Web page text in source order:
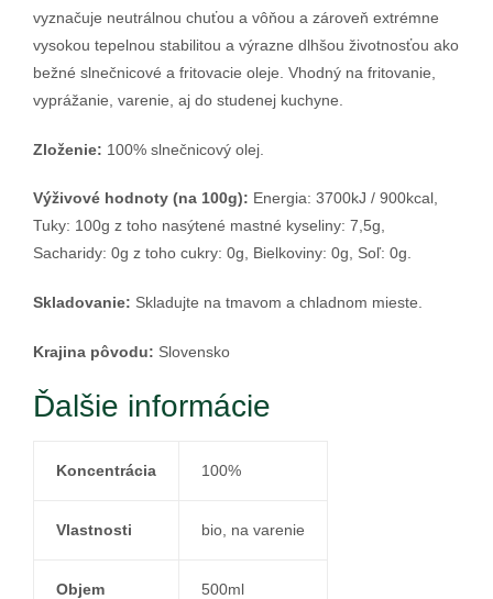
vyznačuje neutrálnou chuťou a vôňou a zároveň extrémne
vysokou tepelnou stabilitou a výrazne dlhšou životnosťou ako
bežné slnečnicové a fritovacie oleje. Vhodný na fritovanie,
vyprážanie, varenie, aj do studenej kuchyne.
Zloženie: 100% slnečnicový olej.
Výživové hodnoty (na 100g): Energia: 3700kJ / 900kcal,
Tuky: 100g z toho nasýtené mastné kyseliny: 7,5g,
Sacharidy: 0g z toho cukry: 0g, Bielkoviny: 0g, Soľ: 0g.
Skladovanie: Skladujte na tmavom a chladnom mieste.
Krajina pôvodu: Slovensko
Ďalšie informácie
Koncentrácia 100%
Vlastnosti bio, na varenie
Objem 500ml